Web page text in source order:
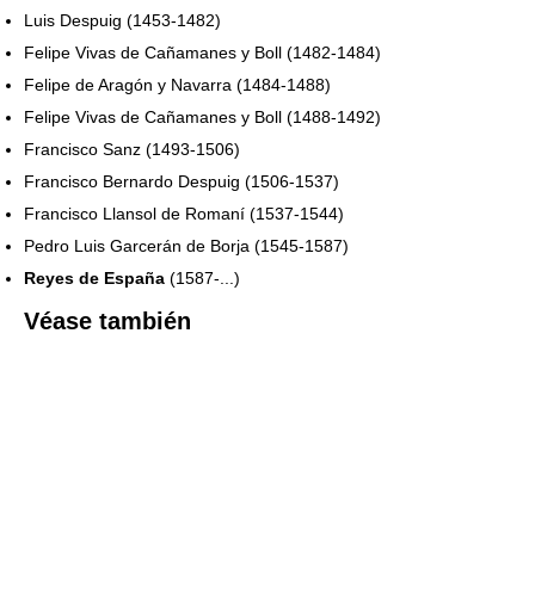
Luis Despuig (1453-1482)
Felipe Vivas de Cañamanes y Boll (1482-1484)
Felipe de Aragón y Navarra (1484-1488)
Felipe Vivas de Cañamanes y Boll (1488-1492)
Francisco Sanz (1493-1506)
Francisco Bernardo Despuig (1506-1537)
Francisco Llansol de Romaní (1537-1544)
Pedro Luis Garcerán de Borja (1545-1587)
Reyes de España (1587-...)
Véase también